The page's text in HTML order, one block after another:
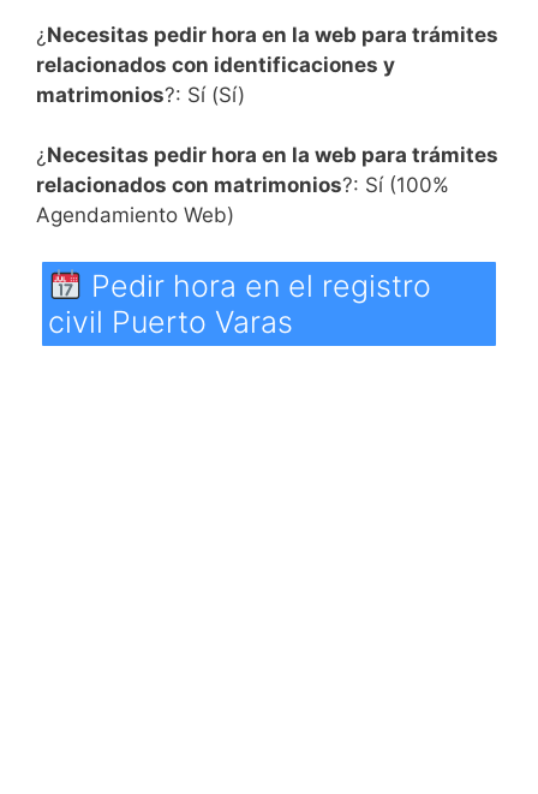
¿ Necesitas pedir hora en la web para trámites
relacionados con identificaciones y
matrimonios?: Sí (Sí)
¿ Necesitas pedir hora en la web para trámites
relacionados con matrimonios?: Sí (100%
Agendamiento Web)
Pedir hora en el registro
civil Puerto Varas